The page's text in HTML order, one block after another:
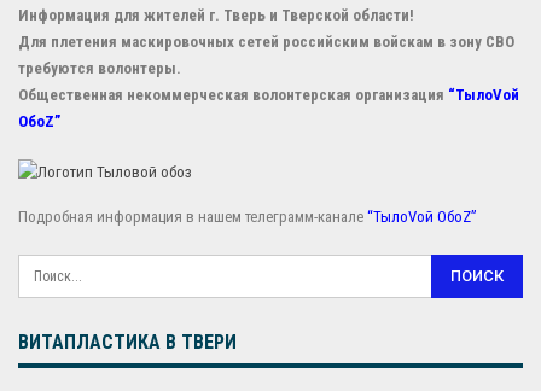
Информация для жителей г. Тверь и Тверской области!
Для плетения маскировочных сетей российским войскам в зону СВО
требуются волонтеры.
Общественная некоммерческая волонтерская организация “ТылоVой
ОбоZ”
Подробная информация в нашем телеграмм-канале “ТылоVой ОбоZ”
ВИТАПЛАСТИКА В ТВЕРИ